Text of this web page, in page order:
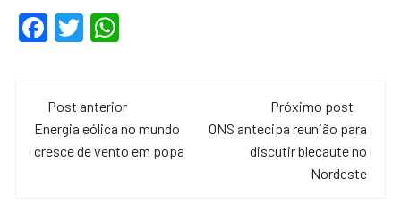
F
e
b
T
er s
A
Navegação
de
Post anterior
Energia eólica no mundo
cresce de vento em popa
Próximo post
ONS antecipa reunião para
discutir blecaute no
Nordeste